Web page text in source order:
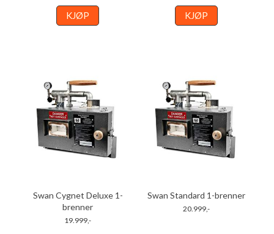
KJØP KJØP
Swan Cygnet Deluxe 1-
brenner
19.999,-
Swan Standard 1-brenner
20.999,-